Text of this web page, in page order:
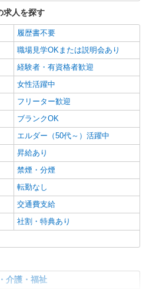
葉区内
詳細を見る
区＊看護助手＊日払いOK！推し活
即ゲット◎
円〜2062円 ＜日払い有/週払い有/交
ガソリン代含む)＞
葉区内
詳細を見る
区｜家庭と両立できる＊デイサービ
勤無】
ガソリン代含む)＞
葉区/仙台駅チカ！！
求人を探す
履歴書不要
職場見学OKまたは説明会あり
経験者・有資格者歓迎
女性活躍中
フリーター歓迎
ブランクOK
エルダー（50代～）活躍中
昇給あり
禁煙・分煙
転勤なし
交通費支給
社割・特典あり
介護・福祉